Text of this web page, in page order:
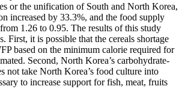
or the unification of South and North Korea,
increased by 33.3%, and the food supply
1.26 to 0.95. The results of this study
First, it is possible that the cereals shortage
based on the minimum calorie required for
Second, North Korea’s carbohydrate-
not take North Korea’s food culture into
to increase support for fish, meat, fruits